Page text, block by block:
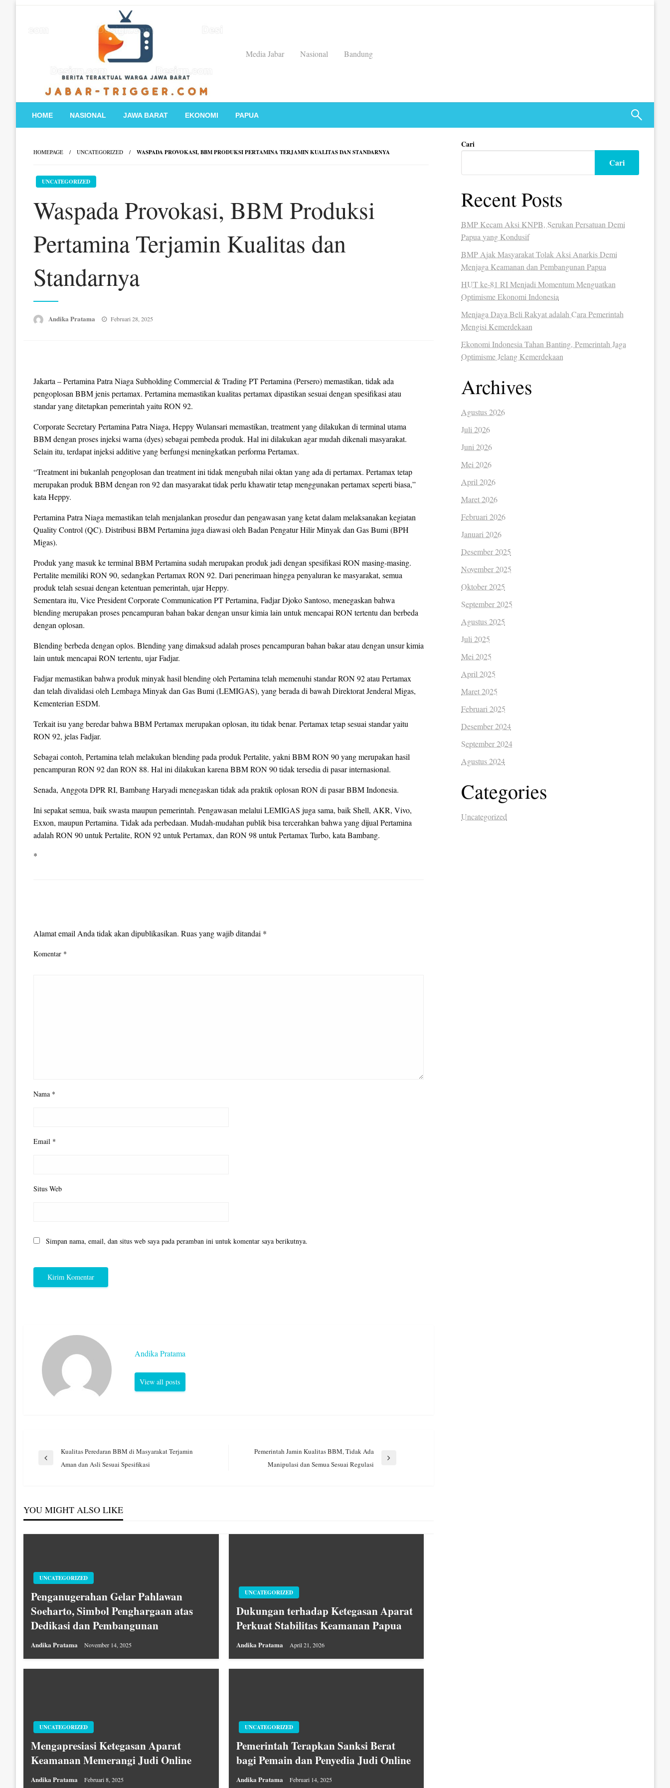
Media Jabar
Nasional Bandung
HOME NASIONAL JAWA BARAT EKONOMI PAPUA
HOMEPAGE UNCATEGORIZED WASPADA PROVOKASI, BBM PRODUKSI PERTAMINA TERJAMIN KUALITAS DAN STANDARNYA
UNCATEGORIZED
Waspada Provokasi, BBM Produksi
Pertamina Terjamin Kualitas dan
Standarnya
Andika Pratama
Posted
Februari 28, 2025
Jakarta – Pertamina Patra Niaga Subholding Commercial & Trading PT Pertamina (Persero) memastikan, tidak ada
pengoplosan BBM jenis pertamax. Pertamina memastikan kualitas pertamax dipastikan sesuai dengan spesifikasi atau
standar yang ditetapkan pemerintah yaitu RON 92.
Corporate Secretary Pertamina Patra Niaga, Heppy Wulansari memastikan, treatment yang dilakukan di terminal utama
BBM dengan proses injeksi warna (dyes) sebagai pembeda produk. Hal ini dilakukan agar mudah dikenali masyarakat.
Selain itu, terdapat injeksi additive yang berfungsi meningkatkan performa Pertamax.
“Treatment ini bukanlah pengoplosan dan treatment ini tidak mengubah nilai oktan yang ada di pertamax. Pertamax tetap
merupakan produk BBM dengan ron 92 dan masyarakat tidak perlu khawatir tetap menggunakan pertamax seperti biasa,”
kata Heppy.
Pertamina Patra Niaga memastikan telah menjalankan prosedur dan pengawasan yang ketat dalam melaksanakan kegiatan
Quality Control (QC). Distribusi BBM Pertamina juga diawasi oleh Badan Pengatur Hilir Minyak dan Gas Bumi (BPH
Migas).
Produk yang masuk ke terminal BBM Pertamina sudah merupakan produk jadi dengan spesifikasi RON masing-masing.
Pertalite memiliki RON 90, sedangkan Pertamax RON 92. Dari penerimaan hingga penyaluran ke masyarakat, semua
produk telah sesuai dengan ketentuan pemerintah, ujar Heppy.
Sementara itu, Vice President Corporate Communication PT Pertamina, Fadjar Djoko Santoso, menegaskan bahwa
blending merupakan proses pencampuran bahan bakar dengan unsur kimia lain untuk mencapai RON tertentu dan berbeda
dengan oplosan.
Blending berbeda dengan oplos. Blending yang dimaksud adalah proses pencampuran bahan bakar atau dengan unsur kimia
lain untuk mencapai RON tertentu, ujar Fadjar.
Fadjar memastikan bahwa produk minyak hasil blending oleh Pertamina telah memenuhi standar RON 92 atau Pertamax
dan telah divalidasi oleh Lembaga Minyak dan Gas Bumi (LEMIGAS), yang berada di bawah Direktorat Jenderal Migas,
Kementerian ESDM.
Terkait isu yang beredar bahwa BBM Pertamax merupakan oplosan, itu tidak benar. Pertamax tetap sesuai standar yaitu
RON 92, jelas Fadjar.
Sebagai contoh, Pertamina telah melakukan blending pada produk Pertalite, yakni BBM RON 90 yang merupakan hasil
pencampuran RON 92 dan RON 88. Hal ini dilakukan karena BBM RON 90 tidak tersedia di pasar internasional.
Senada, Anggota DPR RI, Bambang Haryadi menegaskan tidak ada praktik oplosan RON di pasar BBM Indonesia.
Ini sepakat semua, baik swasta maupun pemerintah. Pengawasan melalui LEMIGAS juga sama, baik Shell, AKR, Vivo,
Exxon, maupun Pertamina. Tidak ada perbedaan. Mudah-mudahan publik bisa tercerahkan bahwa yang dijual Pertamina
adalah RON 90 untuk Pertalite, RON 92 untuk Pertamax, dan RON 98 untuk Pertamax Turbo, kata Bambang.
*
Alamat email Anda tidak akan dipublikasikan. Ruas yang wajib ditandai *
Komentar *
Nama *
Email *
Situs Web
Simpan nama, email, dan situs web saya pada peramban ini untuk komentar saya berikutnya.
Andika Pratama
View all posts
Navigasi
Kualitas Peredaran BBM di Masyarakat Terjamin
Aman dan Asli Sesuai Spesifikasi
Pemerintah Jamin Kualitas BBM, Tidak Ada
Manipulasi dan Semua Sesuai Regulasi
YOU MIGHT ALSO LIKE
UNCATEGORIZED
Penganugerahan Gelar Pahlawan
Soeharto, Simbol Penghargaan atas
Dedikasi dan Pembangunan
Andika Pratama November 14, 2025
UNCATEGORIZED
Dukungan terhadap Ketegasan Aparat
Perkuat Stabilitas Keamanan Papua
Andika Pratama April 21, 2026
UNCATEGORIZED
Mengapresiasi Ketegasan Aparat
Keamanan Memerangi Judi Online
Andika Pratama Februari 8, 2025
UNCATEGORIZED
Pemerintah Terapkan Sanksi Berat
bagi Pemain dan Penyedia Judi Online
Andika Pratama Februari 14, 2025
Cari
Cari
Recent Posts
BMP Kecam Aksi KNPB, Serukan Persatuan Demi
Papua yang Kondusif
BMP Ajak Masyarakat Tolak Aksi Anarkis Demi
Menjaga Keamanan dan Pembangunan Papua
HUT ke-81 RI Menjadi Momentum Menguatkan
Optimisme Ekonomi Indonesia
Menjaga Daya Beli Rakyat adalah Cara Pemerintah
Mengisi Kemerdekaan
Ekonomi Indonesia Tahan Banting, Pemerintah Jaga
Optimisme Jelang Kemerdekaan
Archives
Agustus 2026
Juli 2026
Juni 2026
Mei 2026
April 2026
Maret 2026
Februari 2026
Januari 2026
Desember 2025
November 2025
Oktober 2025
September 2025
Agustus 2025
Juli 2025
Mei 2025
April 2025
Maret 2025
Februari 2025
Desember 2024
September 2024
Agustus 2024
Categories
Uncategorized